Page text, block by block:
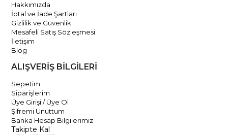
Hakkımızda
İptal ve İade Şartları
Gizlilik ve Güvenlik
Mesafeli Satış Sözleşmesi
İletişim
Blog
ALIŞVERİŞ BİLGİLERİ
Sepetim
Siparişlerim
Üye Girişi / Üye Ol
Şifremi Unuttum
Banka Hesap Bilgilerimiz
Takipte Kal